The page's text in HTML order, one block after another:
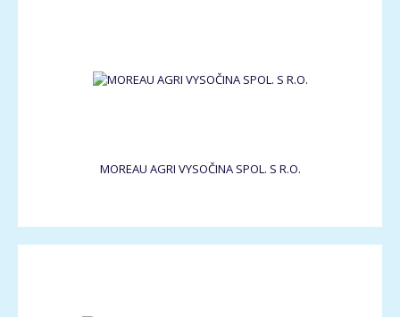
MOREAU AGRI VYSOČINA SPOL. S R.O.